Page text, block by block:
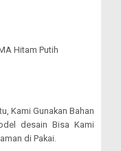
Hitam Putih
Kami Gunakan Bahan
desain Bisa Kami
di Pakai.